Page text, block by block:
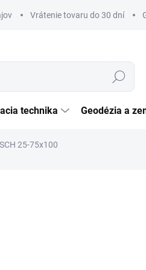
Vrátenie tovaru do 30 dní
Hľadať
technika Geodézia a
25-75x100